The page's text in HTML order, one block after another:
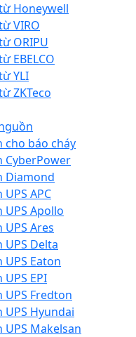
Honeywell
VIRO
ORIPU
EBELCO
YLI
ZKTeco
cho báo cháy
CyberPower
Diamond
APC
Apollo
Ares
Delta
Eaton
EPI
Fredton
Hyundai
Makelsan